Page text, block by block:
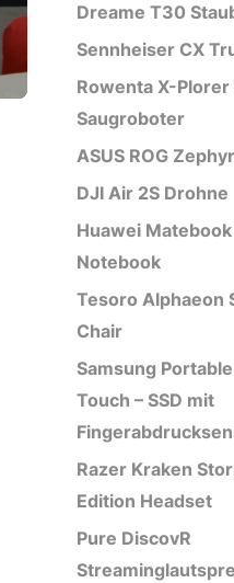
Dreame T30
Sennheiser CX
Rowenta X-Plorer
Saugroboter
ASUS ROG
DJI Air 2S Drohne
Huawei Matebook
Notebook
Tesoro Alphaeon
Chair
Samsung Portable
Touch – SSD mit
Razer Kraken
Edition Headset
Pure DiscovR